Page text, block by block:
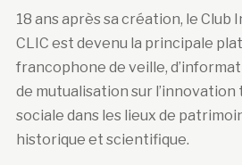
18 ans après sa création, le
CLIC est devenu la principale
francophone de veille,
de mutualisation sur
sociale dans les lieux de
historique et scientifique.